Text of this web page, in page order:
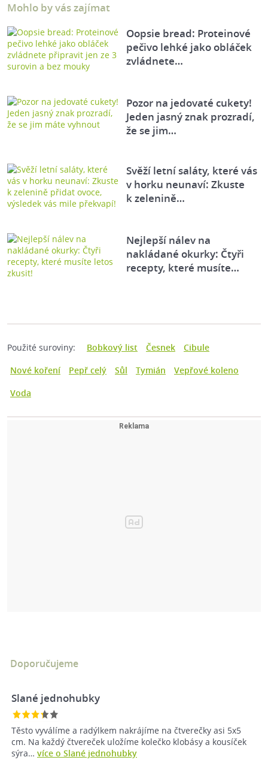
Mohlo by vás zajímat
Oopsie bread: Proteinové
pečivo lehké jako obláček
zvládnete…
Pozor na jedovaté cukety!
Jeden jasný znak prozradí,
že se jim…
Svěží letní saláty, které vás
v horku neunaví: Zkuste
k zelenině…
Nejlepší nálev na
nakládané okurky: Čtyři
recepty, které musíte…
Použité suroviny: Bobkový list Česnek
Cibule
Nové koření
Pepř celý Sůl Tymián
Vepřové koleno
Voda
Doporučujeme
Slané jednohubky
Těsto vyválíme a radýlkem nakrájíme na čtverečky asi 5x5
cm. Na každý čtvereček uložíme kolečko klobásy a kousíček
sýra… více o Slané jednohubky